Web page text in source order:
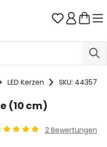
Du hast 0
LED Kerzen SKU: 44357
(10 cm)
2 Bewertungen